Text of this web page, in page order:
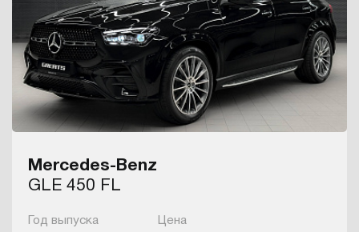
Mercedes-Benz
GLE 450 FL
Год выпуска Цена